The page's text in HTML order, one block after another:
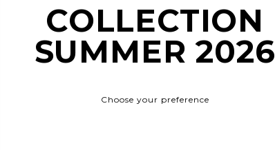
COLLECTION
SUMMER 2026
Choose your preference